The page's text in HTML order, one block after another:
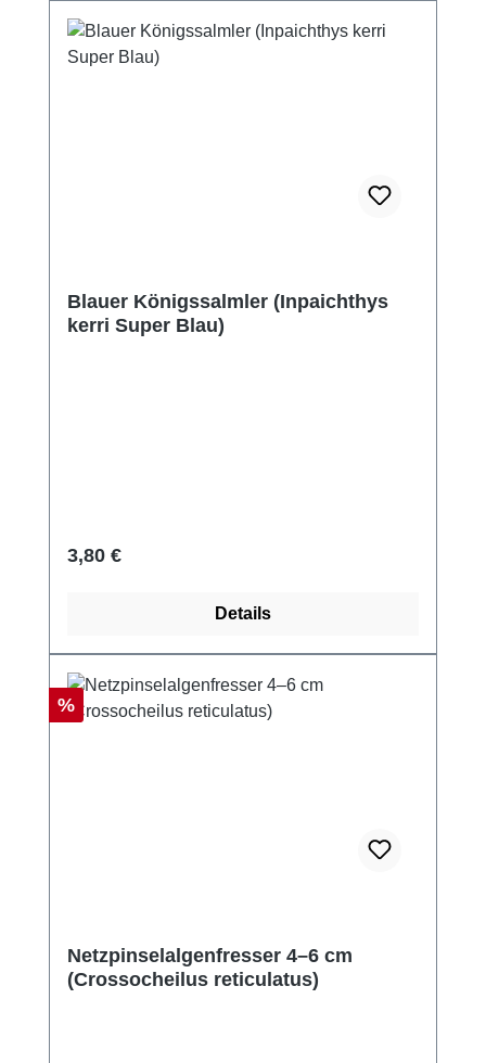
Blauer Königssalmler (Inpaichthys
kerri Super Blau)
Regulärer Preis:
3,80 €
Details
Rabatt
%
Netzpinselalgenfresser 4–6 cm
(Crossocheilus reticulatus)